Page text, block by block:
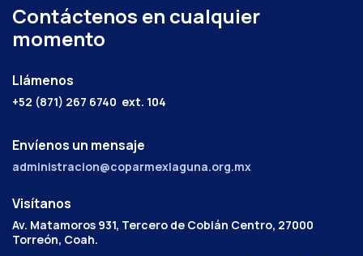
Contáctenos en cualquier
momento
Llámenos
+52 (871) 267 6740 ext. 104
Envíenos un mensaje
administracion@coparmexlaguna.org.mx
Visítanos
Av. Matamoros 931, Tercero de Cobián Centro, 27000
Torreón, Coah.